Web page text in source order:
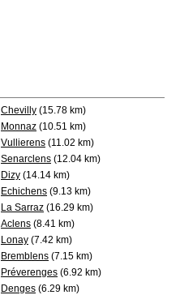
Chevilly (15.78 km)
Monnaz (10.51 km)
Vullierens (11.02 km)
Senarclens (12.04 km)
Dizy (14.14 km)
Echichens (9.13 km)
La Sarraz (16.29 km)
Aclens (8.41 km)
Lonay (7.42 km)
Bremblens (7.15 km)
Préverenges (6.92 km)
Denges (6.29 km)